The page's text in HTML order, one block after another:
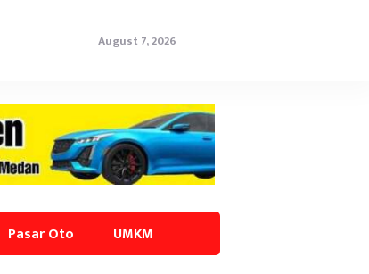
August 7, 2026
Pasar Oto UMKM